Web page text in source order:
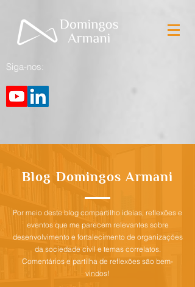
Siga-nos:
Blog Domingos Armani
Por meio deste blog compartilho ideias, reflexões e
eventos que me parecem relevantes sobre
desenvolvimento e fortalecimento de organizações
da sociedade civil e temas correlatos.
Comentários e partilha de reflexões são bem-
vindos!